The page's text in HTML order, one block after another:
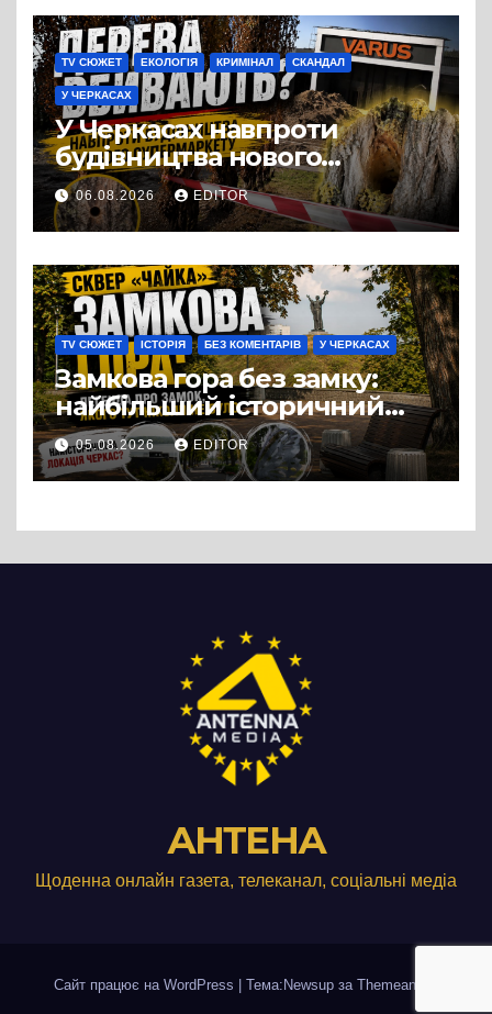
TV СЮЖЕТ ЕКОЛОГІЯ КРИМІНАЛ СКАНДАЛ
У ЧЕРКАСАХ
У Черкасах навпроти
будівництва нового
супермаркету VARUS на
проспекті Перемоги всохли
дерева. І це навряд чи
можна назвати
випадковістю
06.08.2026 EDITOR
TV СЮЖЕТ ІСТОРІЯ БЕЗ КОМЕНТАРІВ У ЧЕРКАСАХ
Замкова гора без замку:
найбільший історичний
міф Черкас
05.08.2026 EDITOR
АНТЕНА
Щоденна онлайн газета, телеканал, соціальні медіа
Сайт працює на WordPress Тема:Newsup за Themeansar